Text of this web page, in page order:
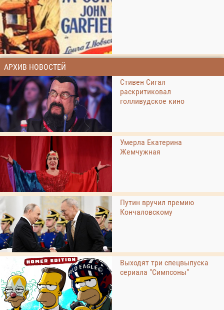
АРХИВ НОВОСТЕЙ
Стивен Сигал
раскритиковал
голливудское кино
Умерла Екатерина
Жемчужная
Путин вручил премию
Кончаловскому
Выходят три спецвыпуска
сериала "Симпсоны"